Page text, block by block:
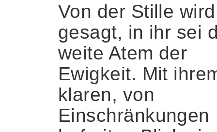
Von der Stille wird
gesagt, in ihr sei
weite Atem der
Ewigkeit. Mit
klaren, von
Einschränkungen